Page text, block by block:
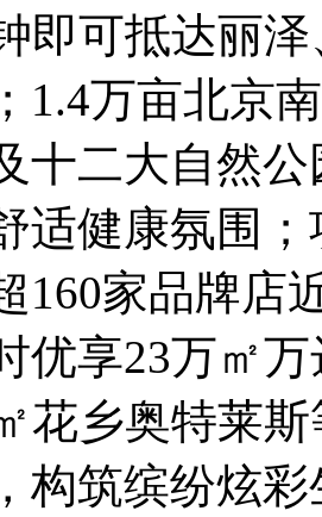
即可抵达丽
1.4万亩北京
十二大自然
适健康氛围
160家品牌店
优享23万㎡
花乡奥特莱
构筑缤纷炫